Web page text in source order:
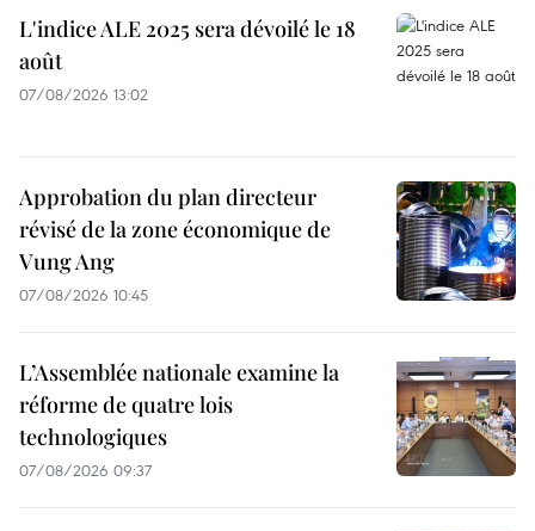
L'indice ALE 2025 sera dévoilé le 18
août
07/08/2026 13:02
Approbation du plan directeur
révisé de la zone économique de
Vung Ang
07/08/2026 10:45
L’Assemblée nationale examine la
réforme de quatre lois
technologiques
07/08/2026 09:37